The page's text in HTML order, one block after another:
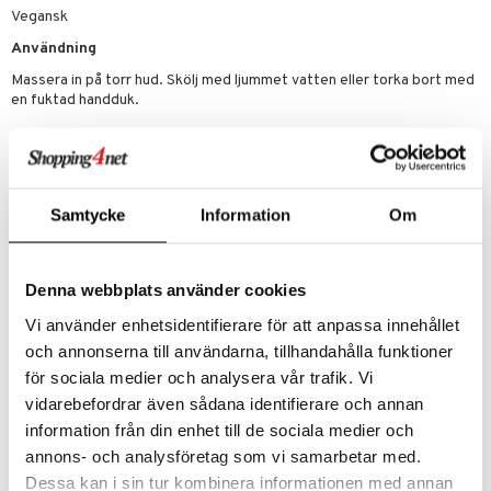
Samtycke Information Om
Denna webbplats använder cookies
Vi använder enhetsidentifierare för att anpassa innehållet
och annonserna till användarna, tillhandahålla funktioner
för sociala medier och analysera vår trafik. Vi
vidarebefordrar även sådana identifierare och annan
information från din enhet till de sociala medier och
annons- och analysföretag som vi samarbetar med.
Dessa kan i sin tur kombinera informationen med annan
Vegansk
Användning
Massera in på torr hud. Skölj med ljummet vatten eller torka bort med
en fuktad handduk.
Ingredienser
Prunus Amygdalus Dulcis Oil, Squalane, Sucrose Laurate, Sucrose
Citric Acid
Artikelnr
CIB04-IU-100-XX-XX
Lägsta pris senaste 30 dagarna: 115 kr